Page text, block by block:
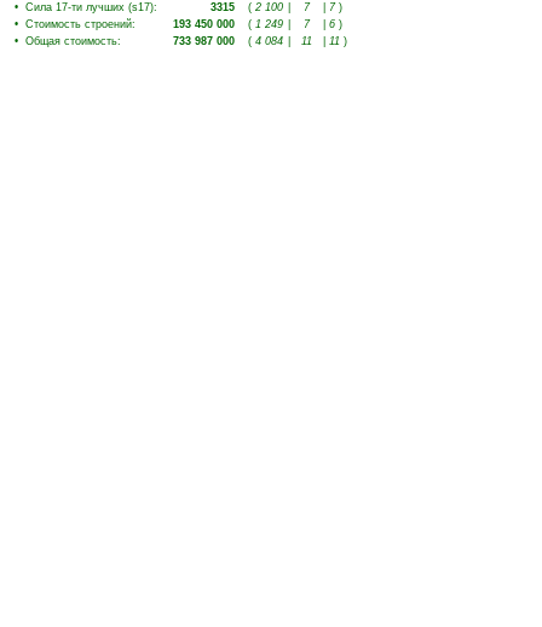
• Сила 17-ти лучших (s17): 3315 ( 2 100 7 7)
• Стоимость строений: 193 450 000 ( 1 249 7 6 )
• Общая стоимость: 733 987 000 ( 4 084 11 11 )